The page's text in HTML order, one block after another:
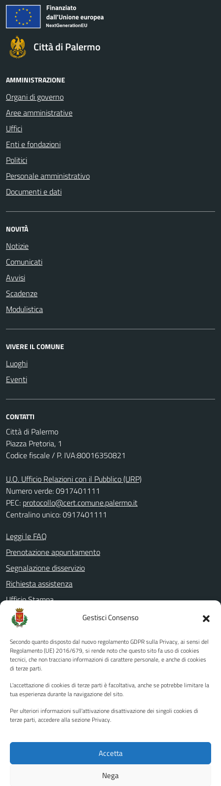
Gestisci Consenso
Secondo quanto disposto dal nuovo regolamento GDPR sulla Privacy, ai sensi del
Regolamento (UE) 2016/679, si rende noto che questo sito fa uso di cookies
tecnici, che non tracciano informazioni di carattere personale, e anche di cookies
di terze parti.
L'accettazione di cookies di terze parti è facoltativa, anche se potrebbe limitare la
tua esperienza durante la navigazione del sito.
Per ulteriori informazioni sull'attivazione disattivazione dei singoli cookies di
terze parti, accedere alla sezione Privacy.
Accetta
Nega
Città di Palermo
AMMINISTRAZIONE
Organi di governo
Aree amministrative
Uffici
Enti e fondazioni
Politici
Personale amministrativo
Documenti e dati
NOVITÀ
Notizie
Comunicati
Avvisi
Scadenze
Modulistica
VIVERE IL COMUNE
Luoghi
Eventi
CONTATTI
Città di Palermo
Piazza Pretoria, 1
Codice fiscale / P. IVA:80016350821
U.O. Ufficio Relazioni con il Pubblico (URP)
Numero verde: 0917401111
PEC: protocollo@cert.comune.palermo.it
Centralino unico: 0917401111
Leggi le FAQ
Prenotazione appuntamento
Segnalazione disservizio
Richiesta assistenza
Ufficio Stampa
Amministrazione Trasparente
Albo pretorio
Informativa privacy
Note legali
Piano di miglioramento del sito
Instagram